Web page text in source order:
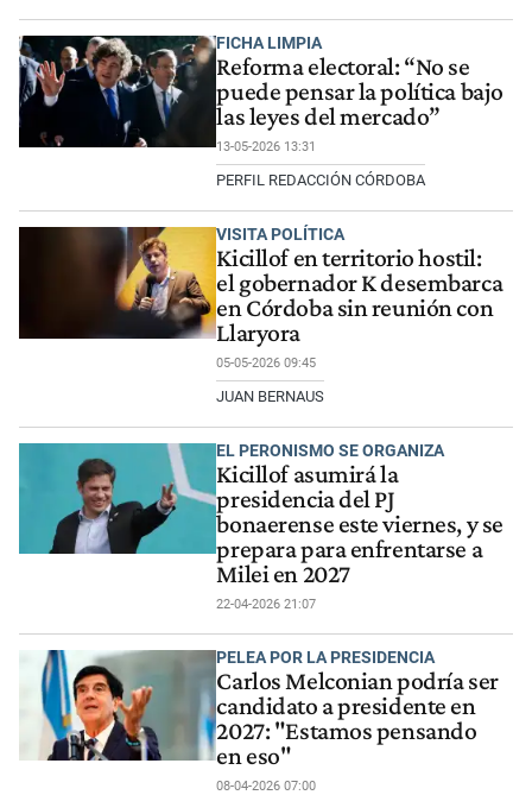
FICHA LIMPIA
Reforma electoral: “No se
puede pensar la política bajo
las leyes del mercado”
13-05-2026 13:31
PERFIL REDACCIÓN CÓRDOBA
VISITA POLÍTICA
Kicillof en territorio hostil:
el gobernador K desembarca
en Córdoba sin reunión con
Llaryora
05-05-2026 09:45
JUAN BERNAUS
EL PERONISMO SE ORGANIZA
Kicillof asumirá la
presidencia del PJ
bonaerense este viernes, y se
prepara para enfrentarse a
Milei en 2027
22-04-2026 21:07
PELEA POR LA PRESIDENCIA
Carlos Melconian podría ser
candidato a presidente en
2027: "Estamos pensando
en eso"
08-04-2026 07:00